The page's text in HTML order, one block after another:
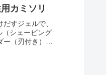
ダー（刃付き）お試し用 容量1ホン×6点セット シック（Schick） 女性用カミソリ
すジェルで、
（シェービング
（刃付き）お